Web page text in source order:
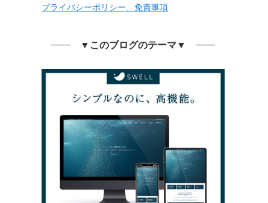
プライバシーポリシー、免責事項
▼このブログのテーマ▼